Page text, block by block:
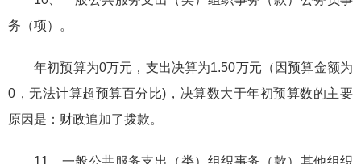
务（项）。
年初预算为0万元，支出决算为1.50万元（因预算金额为
0，无法计算超预算百分比)，决算数大于年初预算数的主要
原因是：财政追加了拨款。